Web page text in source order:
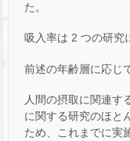
た。
吸入率は 2 つの研究
前述の年齢層に応じ
人間の摂取に関連す
に関する研究のほと
ため、これまでに実